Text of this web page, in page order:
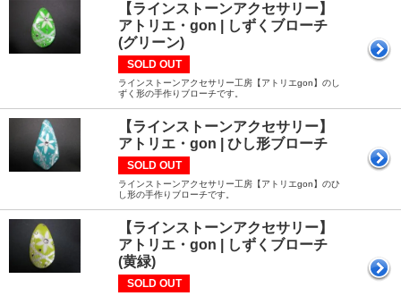
【ラインストーンアクセサリー】
アトリエ・gon | しずくブローチ
(グリーン)
SOLD OUT
ラインストーンアクセサリー工房【アトリエgon】のし
ずく形の手作りブローチです。
【ラインストーンアクセサリー】
アトリエ・gon | ひし形ブローチ
SOLD OUT
ラインストーンアクセサリー工房【アトリエgon】のひ
し形の手作りブローチです。
【ラインストーンアクセサリー】
アトリエ・gon | しずくブローチ
(黄緑)
SOLD OUT